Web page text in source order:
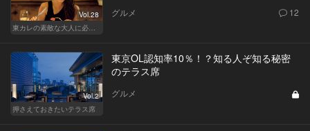
Vol.28
グルメ 12
Vol.2
押さえておきたいテラス席
東京OL認知率10％！？知る人ぞ知る秘密
のテラス席
グルメ